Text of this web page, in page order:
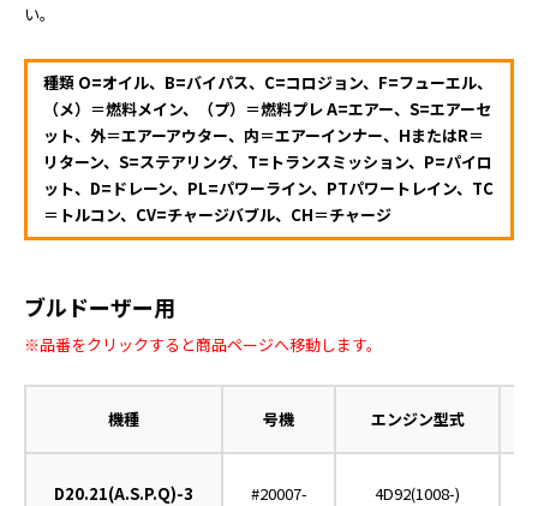
い。
種類 O=オイル、B=バイパス、C=コロジョン、F=フューエル、
（メ）＝燃料メイン、（プ）＝燃料プレ A=エアー、S=エアーセ
ット、外＝エアーアウター、内＝エアーインナー、HまたはR＝
リターン、S=ステアリング、T=トランスミッション、P=パイロ
ット、D=ドレーン、PL=パワーライン、PTパワートレイン、TC
＝トルコン、CV=チャージバブル、CH＝チャージ
ブルドーザー用
※品番をクリックすると商品ページへ移動します。
機種 号機 エンジン型式
D20.21(A.S.P.Q)-3 #20007- 4D92(1008-)